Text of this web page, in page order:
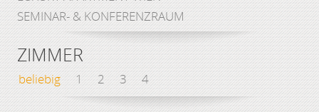
SEMINAR- & KONFERENZRAUM
ZIMMER
beliebig 1 2 3 4